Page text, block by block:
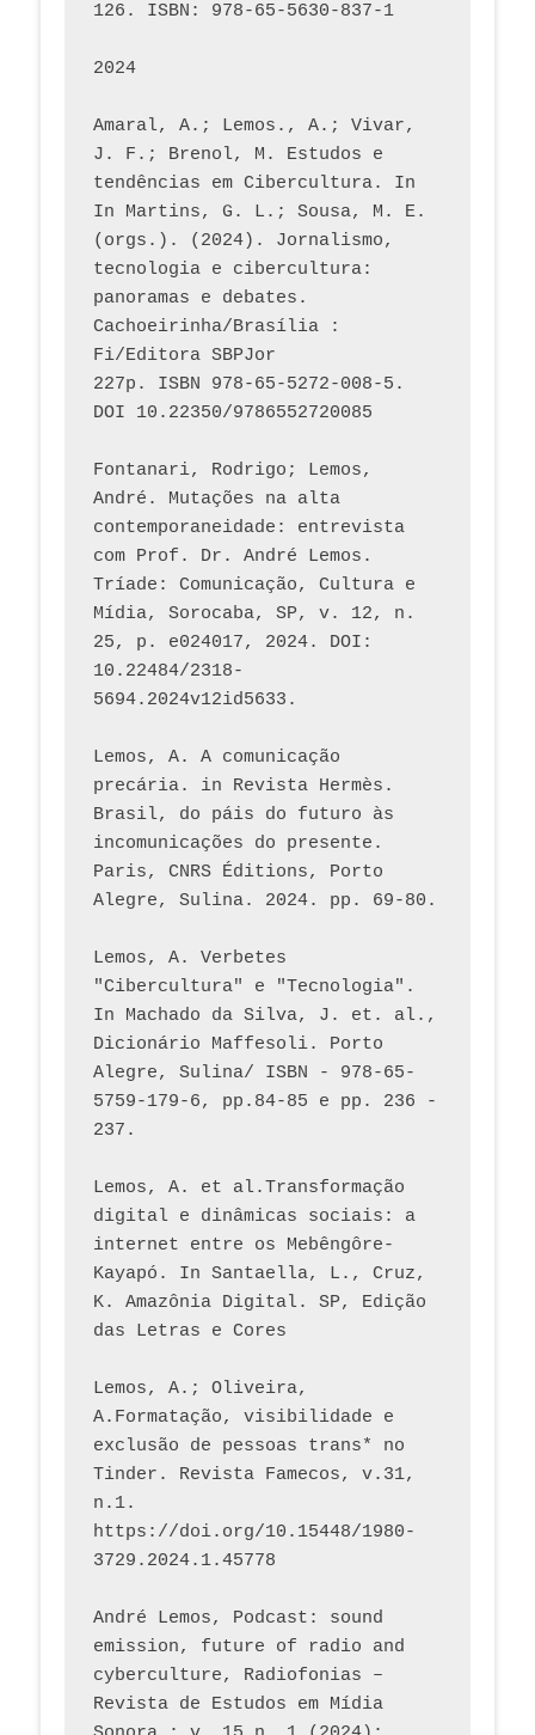
126. ISBN: 978-65-5630-837-1
2024
Amaral, A.; Lemos., A.; Vivar,
J. F.; Brenol, M. Estudos e
tendências em Cibercultura. In
In Martins, G. L.; Sousa, M. E.
(orgs.). (2024). Jornalismo,
tecnologia e cibercultura:
panoramas e debates.
Cachoeirinha/Brasília :
Fi/Editora SBPJor
227p. ISBN 978-65-5272-008-5.
DOI 10.22350/9786552720085
Fontanari, Rodrigo; Lemos,
André. Mutações na alta
contemporaneidade: entrevista
com Prof. Dr. André Lemos.
Tríade: Comunicação, Cultura e
Mídia, Sorocaba, SP, v. 12, n.
25, p. e024017, 2024. DOI:
10.22484/2318-
5694.2024v12id5633.
Lemos, A. A comunicação
precária. in Revista Hermès.
Brasil, do páis do futuro às
incomunicações do presente.
Paris, CNRS Éditions, Porto
Lemos, A. Verbetes
"Cibercultura" e "Tecnologia".
In Machado da Silva, J. et. al.,
Dicionário Maffesoli. Porto
Alegre, Sulina/ ISBN - 978-65-
5759-179-6, pp.84-85 e pp. 236 -
237.
Lemos, A. et al.Transformação
digital e dinâmicas sociais: a
internet entre os Mebêngôre-
Kayapó. In Santaella, L., Cruz,
K. Amazônia Digital. SP, Edição
das Letras e Cores
Lemos, A.; Oliveira,
A.Formatação, visibilidade e
exclusão de pessoas trans* no
Tinder. Revista Famecos, v.31,
n.1.
https://doi.org/10.15448/1980-
3729.2024.1.45778
André Lemos, Podcast: sound
emission, future of radio and
cyberculture, Radiofonias –
Revista de Estudos em Mídia